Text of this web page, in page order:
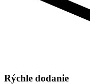
Rýchle dodanie